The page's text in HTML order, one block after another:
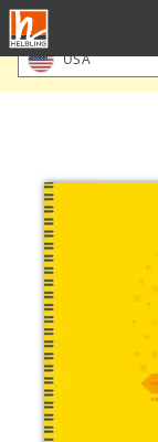
Direkt
zum
Inhalt
Bitte Standort
USA